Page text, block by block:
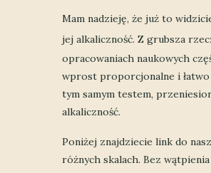
Mam nadzieję, że już to
jej alkaliczność. Z grubsza
opracowaniach naukowych
wprost proporcjonalne i łatwo
tym samym testem,
alkaliczność.
Poniżej znajdziecie link do
różnych skalach. Bez